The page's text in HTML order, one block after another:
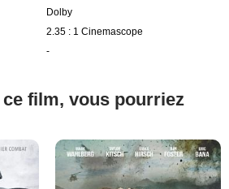
Dolby
2.35 : 1 Cinemascope
-
film, vous pourriez